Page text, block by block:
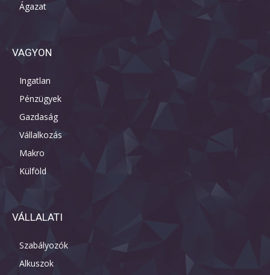
Ágazat
VAGYON
Ingatlan
Pénzügyek
Gazdaság
Vállalkozás
Makro
Külföld
VÁLLALATI
Szabályozók
Alkuszok